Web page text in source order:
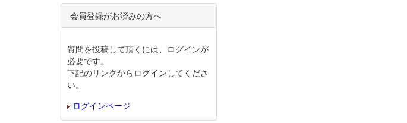
会員登録がお済みの方へ
質問を投稿して頂くには、ログインが
必要です。
下記のリンクからログインしてくださ
い。
ログインページ